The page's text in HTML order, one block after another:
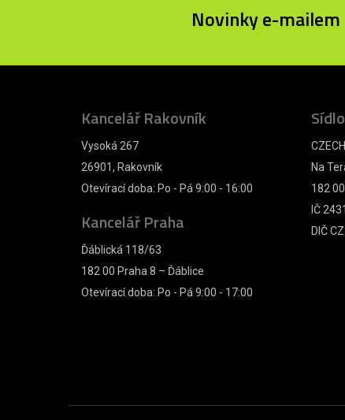
Novinky e-mailem
Kancelář Rakovník
Vysoká 267
26901, Rakovník
Otevírací doba: Po - Pá 9:00 - 16:00
Kancelář Praha
Ďáblická 118/63
182 00 Praha 8 – Ďáblice
Otevírací doba: Po - Pá 9:00 - 17:00
Na
182
IČ
DIČ